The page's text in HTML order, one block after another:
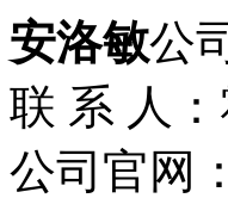
安洛敏公
联 系 人
公司官网